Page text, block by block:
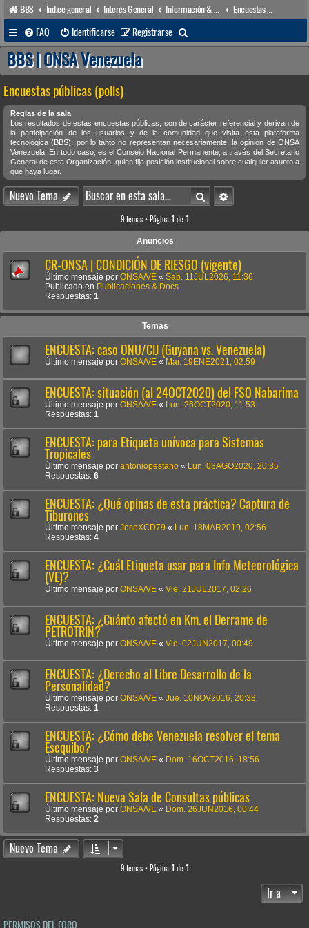
BBS Índice general Interés General
FAQ
Identificarse Registrarse
u
a
r
BBS | ONSA Venezuela
Encuestas públicas (polls)
Reglas de la sala
Los resultados de estas encuestas públicas, son de carácter referencial y derivan de
la participación de los usuarios y de la comunidad que visita esta plataforma
tecnológica (BBS); por lo tanto no representan necesariamente, la opinión de ONSA
Venezuela. En todo caso, es el Consejo Nacional Permanente, a través del Secretario
General de esta Organización, quien fija posición institucional sobre cualquier asunto a
que haya lugar.
Nuevo Tema BuscarBúsqueda avanzada
9 temas • Página 1 de 1
Anuncios
CR-ONSA | CONDICIÓN DE RIESGO (vigente)
Último mensaje por ONSA/VE « Sab. 11JUL2026, 11:36
Publicado en Publicaciones & Docs.
Respuestas: 1
Temas
ENCUESTA: caso ONU/CIJ (Guyana vs. Venezuela)
Último mensaje por ONSA/VE « Mar. 19ENE2021, 02:59
ENCUESTA: situación (al 24OCT2020) del FSO Nabarima
Último mensaje por ONSA/VE «
Lun. 26OCT2020, 11:53
Respuestas: 1
ENCUESTA: para Etiqueta unívoca para Sistemas
Tropicales
Último mensaje por antoniopestano «
Lun. 03AGO2020, 20:35
Respuestas: 6
ENCUESTA: ¿Qué opinas de esta práctica? Captura de
Tiburones
Último mensaje por JoseXCD79 «
Lun. 18MAR2019, 02:56
Respuestas: 4
ENCUESTA: ¿Cuál Etiqueta usar para Info Meteorológica
(VE)?
Último mensaje por ONSA/VE « Vie. 21JUL2017, 02:26
ENCUESTA: ¿Cuánto afectó en Km. el Derrame de
PETROTRIN?
Último mensaje por ONSA/VE « Vie. 02JUN2017, 00:49
ENCUESTA: ¿Derecho al Libre Desarrollo de la
Personalidad?
Último mensaje por ONSA/VE « Jue. 10NOV2016, 20:38
Respuestas: 1
ENCUESTA: ¿Cómo debe Venezuela resolver el tema
Esequibo?
Último mensaje por ONSA/VE « Dom. 16OCT2016, 18:56
Respuestas: 3
ENCUESTA: Nueva Sala de Consultas públicas
Último mensaje por ONSA/VE « Dom. 26JUN2016, 00:44
Respuestas: 2
Nuevo Tema
9 temas • Página 1 de 1
Ir a
PERMISOS DEL FORO